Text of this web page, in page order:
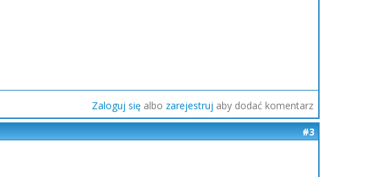
Zaloguj się albo zarejestruj aby dodać komentarz
#3